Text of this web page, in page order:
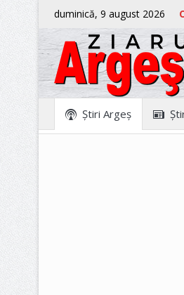
duminică, 9 august 2026
Ştiri Argeş